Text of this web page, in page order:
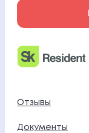
Отзывы
Документы